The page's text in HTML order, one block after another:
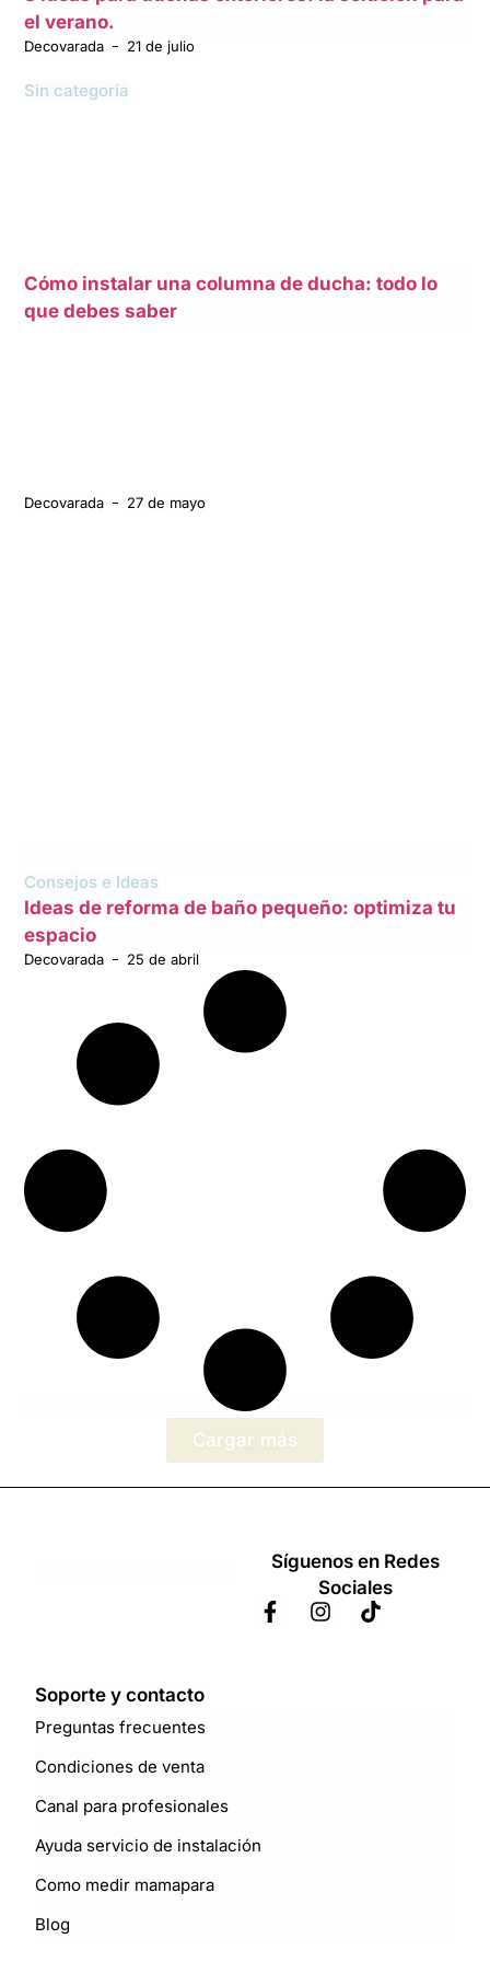
el verano.
Decovarada 21 de julio
Sin categoría
Cómo instalar una columna de ducha: todo lo
que debes saber
Decovarada 27 de mayo
Consejos e Ideas
Ideas de reforma de baño pequeño: optimiza tu
espacio
Decovarada 25 de abril
Cargar más
Síguenos en Redes
Sociales
Soporte y contacto
Preguntas frecuentes
Condiciones de venta
Canal para profesionales
Ayuda servicio de instalación
Como medir mamapara
Blog